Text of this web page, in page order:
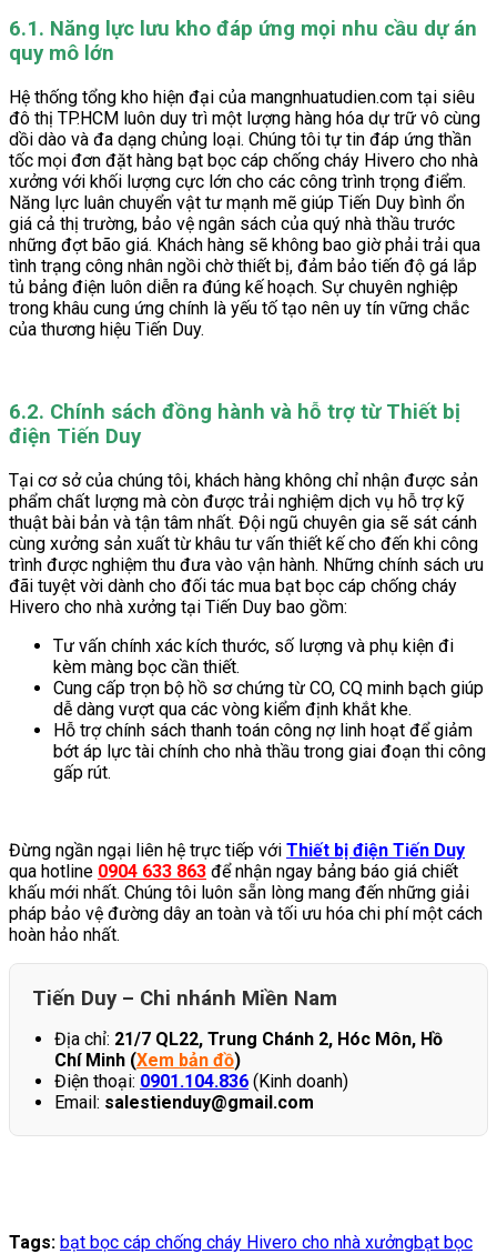
6.1. Năng lực lưu kho đáp ứng mọi nhu cầu dự án
quy mô lớn
Hệ thống tổng kho hiện đại của mangnhuatudien.com tại siêu
đô thị TP.HCM luôn duy trì một lượng hàng hóa dự trữ vô cùng
dồi dào và đa dạng chủng loại. Chúng tôi tự tin đáp ứng thần
tốc mọi đơn đặt hàng bạt bọc cáp chống cháy Hivero cho nhà
xưởng với khối lượng cực lớn cho các công trình trọng điểm.
Năng lực luân chuyển vật tư mạnh mẽ giúp Tiến Duy bình ổn
giá cả thị trường, bảo vệ ngân sách của quý nhà thầu trước
những đợt bão giá. Khách hàng sẽ không bao giờ phải trải qua
tình trạng công nhân ngồi chờ thiết bị, đảm bảo tiến độ gá lắp
tủ bảng điện luôn diễn ra đúng kế hoạch. Sự chuyên nghiệp
trong khâu cung ứng chính là yếu tố tạo nên uy tín vững chắc
của thương hiệu Tiến Duy.
6.2. Chính sách đồng hành và hỗ trợ từ Thiết bị
điện Tiến Duy
Tại cơ sở của chúng tôi, khách hàng không chỉ nhận được sản
phẩm chất lượng mà còn được trải nghiệm dịch vụ hỗ trợ kỹ
thuật bài bản và tận tâm nhất. Đội ngũ chuyên gia sẽ sát cánh
cùng xưởng sản xuất từ khâu tư vấn thiết kế cho đến khi công
trình được nghiệm thu đưa vào vận hành. Những chính sách ưu
đãi tuyệt vời dành cho đối tác mua bạt bọc cáp chống cháy
Hivero cho nhà xưởng tại Tiến Duy bao gồm:
Tư vấn chính xác kích thước, số lượng và phụ kiện đi
kèm màng bọc cần thiết.
Cung cấp trọn bộ hồ sơ chứng từ CO, CQ minh bạch giúp
dễ dàng vượt qua các vòng kiểm định khắt khe.
Hỗ trợ chính sách thanh toán công nợ linh hoạt để giảm
bớt áp lực tài chính cho nhà thầu trong giai đoạn thi công
gấp rút.
Đừng ngần ngại liên hệ trực tiếp với Thiết bị điện Tiến Duy
qua hotline 0904 633 863 để nhận ngay bảng báo giá chiết
khấu mới nhất. Chúng tôi luôn sẵn lòng mang đến những giải
pháp bảo vệ đường dây an toàn và tối ưu hóa chi phí một cách
hoàn hảo nhất.
Tiến Duy – Chi nhánh Miền Nam
Địa chỉ: 21/7 QL22, Trung Chánh 2, Hóc Môn, Hồ
Chí Minh (Xem bản đồ)
Điện thoại: 0901.104.836 (Kinh doanh)
Email: salestienduy@gmail.com
Tags: bạt bọc cáp chống cháy Hivero cho nhà xưởngbạt bọc